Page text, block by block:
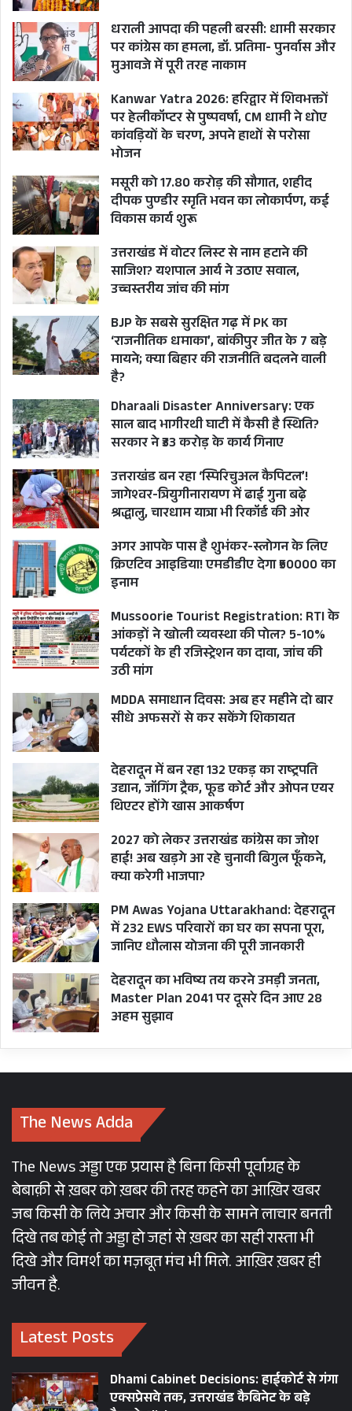
मरहम जरूर लगी होगी कि उन्हीं की तरह सिटिंग सीएम
रहते पुष्कर सिंह धामी भी खटीमा से चुनाव हार गए थे।
दरअसल, लोकसभा चुनाव में लगातार दूसरी हार से कई
गुणा ज्यादा उत्तराखंड कांग्रेस को लहूलुहान किया 2022 में
विधानसभा चुनाव नतीजों ने, क्योंकि पहाड़ पॉलिटिक्स में
इससे पहले कांग्रेस और बीजेपी में ‘बारी-बारी भागीदारी से
सत्ता की साझेदारी’ का अघोषित, अलिखित फॉर्मूला चला
आ रहा था, जो अबकी बार टूट चुका था। इस हार ने कांग्रेस
के नेताओं और कार्यकर्ताओं के वापसी करने के हौसलों को
पूरी तरह से तोड़ दिया और अब चार जून को आए 2024 के
लोकसभा चुनाव नतीजों में बनी हार की हैट्रिक ने रही-सही
कसर पूरी कर दी है।
भले कांग्रेस अध्यक्ष खड़गे ने 24 घंटे, 365 दिन लोगों के
बीच रहने का मैसेज दिया हो लेकिन उत्तराखंड कांग्रेस के
क्षत्रपों के साथ समस्या यह है कि वे राहुल गांधी की तर्ज पर
पैदल यात्रा निकालकर सीधे लोगों के बीच पहुंच सकें, यह
तो कदापि संभव है ही नहीं, विडंबना यह है कि प्रदेश के
तथाकथित दिग्गज नेताओं को एक छत के तले बिठाना भर
तराजू में मेंढक तोलने सरीखा है।
कांग्रेस के लिए ज्यादा चिंताजनक यह है कि एक दशक में
लगातार पांच चुनावों की हार के बावजूद प्रदेश में वो नेता
जिनके कंधों पर पार्टी को पुनर्जीवित करने का जिम्मा है वह
सभी क्षत्रप अपने-अपने खेमों की ऐसी किलेबंदी में कैद
होकर रह गए हैं, जहां से पार निकलना मानो कंटीली
झाड़ियों से होकर गुजरना हो।
आज आलम यह है कि 2022 के विधानसभा चुनाव की हार
के बाद गणेश गोदियाल को हटाकर प्रदेश कांग्रेस के
अध्यक्ष बनाए गए करन माहरा 2024 का चुनाव बीतने तक
अपनी एक मजबूत टीम खड़ी नहीं कर पाए। नतीजा यह रहा
कि जब प्रधानमंत्री नरेंद्र मोदी ने आखिरी बजट सत्र के
दौरान फरवरी में संसद से ऐलान किया कि बीजेपी 370 पार
तथा एनडीए 400 पार पहुंचेगा, तो करीब एक डेढ़ साल से
चुनावी ताल ठोकते दिखाई दे रहे उत्तराखंड कांग्रेस के क्षत्रप
दुबकने के लिए बहानेबाजी के नित नए बिल खोजने लगे।
यहां तक कि हरीश रावत, जिन्हें हार जीत से बेखबर चुनावी
मैदान की कभी न थकने वाली राजनीतिक मशीन कहा जाता
था,उनके हौसले भी जवाब देने लगे और वे आलाकमान के
सामने अड़कर बेटे वीरेंद्र रावत को हरिद्वार का टिकट
दिलाकर सारथी की सुरक्षित सीट कब्जाकर बैठ गए। इतना
ही नहीं कभी अपने समर्थकों के बीच खुद को ‘शेर ए
नजरबंद कर बैठ जाते हैं।
हरदा और हरक की ही लाइन पर चलते हुए पूर्व प्रदेश
अध्यक्ष व नेता प्रतिपक्ष जैसे जिम्मे संभाल चुके प्रीतम सिंह
टिहरी लोकसभा सीट से चुनावी ताल ठोकने की बजाय
करीब करीब राजनीतिक रिटायरमेंट ले चुके पूर्व विधायक
जोत सिंह गुनसोला को आगे कर परे हट जाते हैं। नेता
प्रतिपक्ष यशपाल आर्य को पार्टी सुरक्षित सीट अल्मोड़ा से
लड़ाना चाहती थी लेकिन वे सामान्य सीट नैनीताल-
उधमसिंहनगर लोकसभा सीट का राग बजाकर साफ बच
निकलते हैं। जब यशपाल आर्य ही तैयार नहीं हुए तब प्रदीप
टम्टा से चमत्कार की उम्मीद बेमानी थी।
धराली आपदा की पहली बरसी: धामी सरकार
पर कांग्रेस का हमला, डॉ. प्रतिमा- पुनर्वास और
मुआवजे में पूरी तरह नाकाम
Kanwar Yatra 2026: हरिद्वार में शिवभक्तों
पर हेलीकॉप्टर से पुष्पवर्षा, CM धामी ने धोए
कांवड़ियों के चरण, अपने हाथों से परोसा
भोजन
मसूरी को 17.80 करोड़ की सौगात, शहीद
दीपक पुण्डीर स्मृति भवन का लोकार्पण, कई
विकास कार्य शुरू
उत्तराखंड में वोटर लिस्ट से नाम हटाने की
साजिश? यशपाल आर्य ने उठाए सवाल,
उच्चस्तरीय जांच की मांग
BJP के सबसे सुरक्षित गढ़ में PK का
‘राजनीतिक धमाका’, बांकीपुर जीत के 7 बड़े
मायने; क्या बिहार की राजनीति बदलने वाली
है?
Dharaali Disaster Anniversary: एक
साल बाद भागीरथी घाटी में कैसी है स्थिति?
सरकार ने ₹33 करोड़ के कार्य गिनाए
उत्तराखंड बन रहा ‘स्पिरिचुअल कैपिटल’!
जागेश्वर-त्रियुगीनारायण में ढाई गुना बढ़े
श्रद्धालु, चारधाम यात्रा भी रिकॉर्ड की ओर
अगर आपके पास है शुभंकर-स्लोगन के लिए
क्रिएटिव आइडिया! एमडीडीए देगा ₹50000 का
इनाम
Mussoorie Tourist Registration: RTI के
आंकड़ों ने खोली व्यवस्था की पोल? 5-10%
पर्यटकों के ही रजिस्ट्रेशन का दावा, जांच की
उठी मांग
MDDA समाधान दिवस: अब हर महीने दो बार
सीधे अफसरों से कर सकेंगे शिकायत
देहरादून में बन रहा 132 एकड़ का राष्ट्रपति
उद्यान, जॉगिंग ट्रैक, फूड कोर्ट और ओपन एयर
थिएटर होंगे खास आकर्षण
2027 को लेकर उत्तराखंड कांग्रेस का जोश
हाई! अब खड़गे आ रहे चुनावी बिगुल फूँकने,
क्या करेगी भाजपा?
PM Awas Yojana Uttarakhand: देहरादून
में 232 EWS परिवारों का घर का सपना पूरा,
जानिए धौलास योजना की पूरी जानकारी
देहरादून का भविष्य तय करने उमड़ी जनता,
Master Plan 2041 पर दूसरे दिन आए 28
अहम सुझाव
The News Adda
The News अड्डा एक प्रयास है बिना किसी पूर्वाग्रह के
बेबाक़ी से ख़बर को ख़बर की तरह कहने का आख़िर खबर
जब किसी के लिये अचार और किसी के सामने लाचार बनती
दिखे तब कोई तो अड्डा हो जहां से ख़बर का सही रास्ता भी
दिखे और विमर्श का मज़बूत मंच भी मिले. आख़िर ख़बर ही
जीवन है.
Latest Posts
Dhami Cabinet Decisions: हाईकोर्ट से गंगा
एक्सप्रेसवे तक, उत्तराखंड कैबिनेट के बड़े